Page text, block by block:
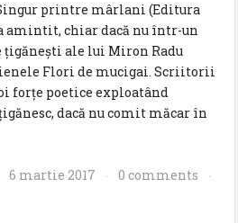
printre mârlani (Editura
amintit, chiar dacă nu într-un
țigănești ale lui Miron Radu
Flori de mucigai. Scriitorii
forțe poetice exploatând
dacă nu comit măcar în
6 martie 2017 · 0 comments ·